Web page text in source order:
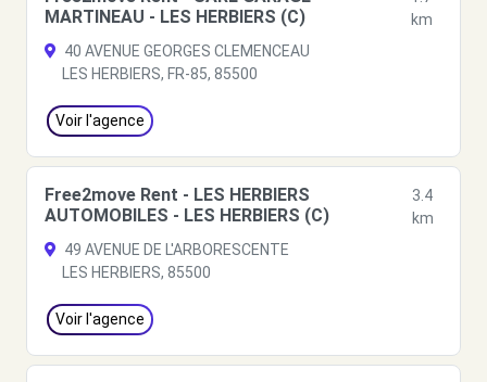
MARTINEAU - LES HERBIERS (C)
km
40 AVENUE GEORGES CLEMENCEAU
LES HERBIERS, FR-85, 85500
Voir l'agence
Free2move Rent - LES HERBIERS
AUTOMOBILES - LES HERBIERS (C)
3.4
km
49 AVENUE DE L'ARBORESCENTE
LES HERBIERS, 85500
Voir l'agence